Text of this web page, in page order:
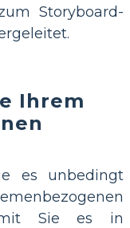
Storyboard-
Ihrem
es unbedingt
Sie es in